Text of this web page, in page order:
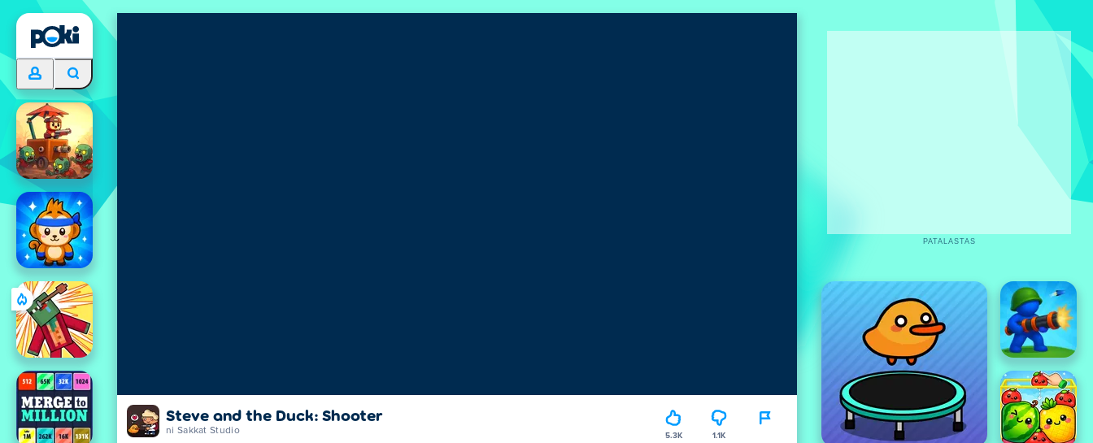
Steve and the Duck: Shooter
ni Sakkat Studio 5.3K 1.1K
PATALASTAS